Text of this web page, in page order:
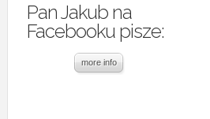
Pan Jakub na
Facebooku pisze:
more info